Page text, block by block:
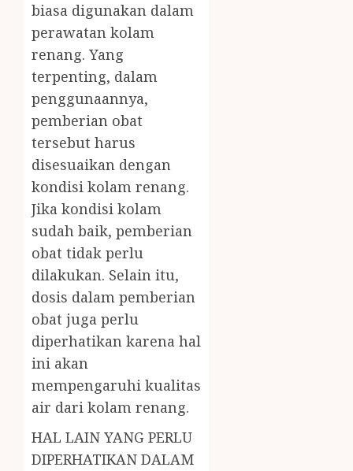
biasa digunakan dalam
perawatan kolam
renang. Yang
terpenting, dalam
penggunaannya,
pemberian obat
tersebut harus
disesuaikan dengan
kondisi kolam renang.
Jika kondisi kolam
sudah baik, pemberian
obat tidak perlu
dilakukan. Selain itu,
dosis dalam pemberian
obat juga perlu
diperhatikan karena hal
ini akan
mempengaruhi kualitas
air dari kolam renang.
HAL LAIN YANG PERLU
DIPERHATIKAN DALAM